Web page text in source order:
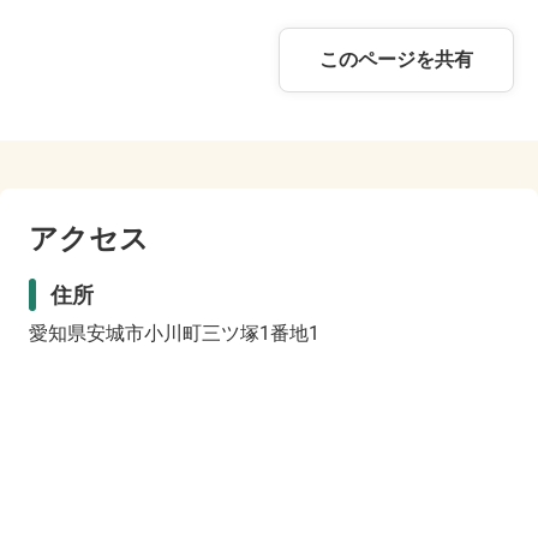
このページを共有
アクセス
住所
愛知県安城市小川町三ツ塚1番地1